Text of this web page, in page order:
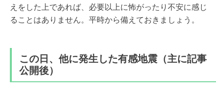
えをした上であれば、必要以上に怖がったり不安に感じ
ることはありません。平時から備えておきましょう。
この日、他に発生した有感地震（主に記事
公開後）